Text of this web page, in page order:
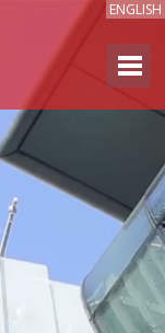
ENGLISH